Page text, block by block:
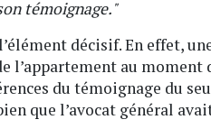
témoignage."
décisif. En effet,
l’appartement au
du témoignage du
que l’avocat général